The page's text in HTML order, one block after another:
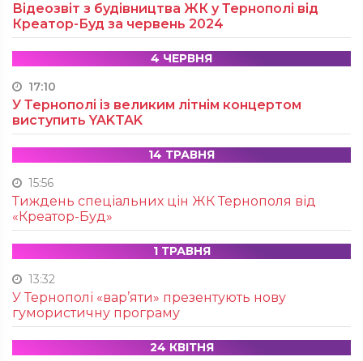
Відеозвіт з будівництва ЖК у Тернополі від
Креатор-Буд за червень 2024
4 ЧЕРВНЯ
17:10
У Тернополі із великим літнім концертом
виступить YAKTAK
14 ТРАВНЯ
15:56
Тиждень спеціальних цін ЖК Тернополя від
«Креатор-Буд»
1 ТРАВНЯ
13:32
У Тернополі «вар’яти» презентують нову
гумористичну програму
24 КВІТНЯ